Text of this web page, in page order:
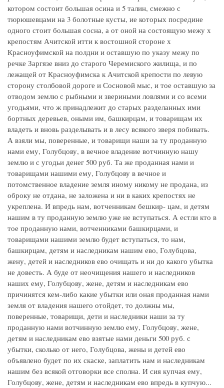
котором состоит большая осина и 5 талин, смежно с
тюрюшевцами на 3 болотные кусты, ие которых посредине
одного стоит большая сосна, а от оной на состоящую межу х
крепостям Ачитской итти к востошной стороне х
Красноуфимской на полдни и оставшую по указу межу по
речке Заргязе вниз до старого Черемиского жилища, и по
лежащей от Красноуфимска к Ачитской крепости по левую
сторону столбовой дороге и Сосновой мыс, и тое оставшую за
отводом землю с рыбными и звериными ловлями и со всеми
угодьями, что ж принадлежит до старых разделанных ими
бортных деревьев, оными им, башкирцам, и товарищам их
владеть и вновь разделывать и в лесу всякого зверя побивать.
А взяли мы, поверенные, и товарищи наши за ту проданную
нами ему, Голубцову, в вечное владение вотчинную нашу
землю и с угодьи денег 500 руб. Та же проданная нами и
товарищами нашими ему, Голубцову в вечное и
потомственное владение земля иному никому не продана, из
оброку не отдана, не заложена и ни в каких крепостях не
укреплена. И впредь нам, вотченникам бешкир- цам, и детям
нашим в ту проданную землю уже не вступаться. А естли кто в
тое проданную нами, вотченниками башкирцами, и
товарищами нашими землю будет вступаться, то нам,
башкирцам, детям и наследникам нашим ево, Голубцова,
жену, детей и наследников ево очищать и ни до какого убытка
не довесть. А буде от неочищения нашего и наследников
наших ему, Голубцову, жене, детям и наследникам ево
причинятся кем-либо какие убытки или оная проданная нами
земля от владения нашего отойдет, то должны мы,
поверенные, товарищи, дети и наследники наши за ту
проданную нами вотчинную землю ему, Голубцову, жене,
детям и наследникам ево взятые нами деньги 500 руб. с
убытки, сколько от него, Голубцова, жены и детей ево
объявлено будет по их скаске, заплатить нам и наследникам
нашим без всякой отговорки все сполна. И сия купчая ему,
Голубцову, жене, детям и наследникам ево впредь в купчую...